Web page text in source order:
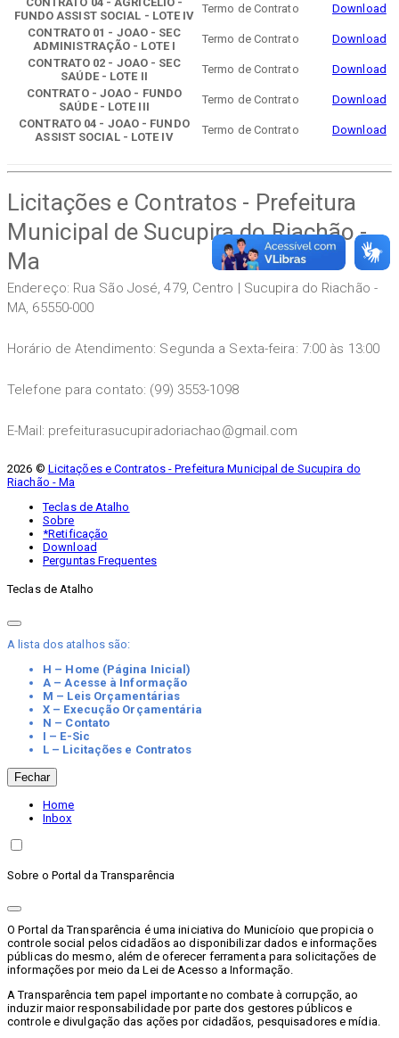
FUNDO ASSIST SOCIAL - LOTE IV
Termo de Contrato
Download
CONTRATO 01 - JOAO - SEC
ADMINISTRAÇÃO - LOTE I
Termo de Contrato
Download
CONTRATO 02 - JOAO - SEC
SAÚDE - LOTE II
Termo de Contrato
Download
CONTRATO - JOAO - FUNDO
SAÚDE - LOTE III
Termo de Contrato
Download
CONTRATO 04 - JOAO - FUNDO
ASSIST SOCIAL - LOTE IV
Termo de Contrato Download
Licitações e Contratos - Prefeitura
Municipal de Sucupira do Riachão -
Ma
Endereço: Rua São José, 479, Centro | Sucupira do Riachão -
MA, 65550-000
Horário de Atendimento: Segunda a Sexta-feira: 7:00 às 13:00
Telefone para contato: (99) 3553-1098
E-Mail: prefeiturasucupiradoriachao@gmail.com
2026 © Licitações e Contratos - Prefeitura Municipal de Sucupira do
Riachão - Ma
Teclas de Atalho
Sobre
*Retificação
Download
Perguntas Frequentes
Teclas de Atalho
A lista dos atalhos são:
H – Home (Página Inicial)
A – Acesse à Informação
M – Leis Orçamentárias
X – Execução Orçamentária
N – Contato
I – E-Sic
L – Licitações e Contratos
Fechar
Home
Inbox
Sobre o Portal da Transparência
O Portal da Transparência é uma iniciativa do Municíoio que propicia o
controle social pelos cidadãos ao disponibilizar dados e informações
públicas do mesmo, além de oferecer ferramenta para solicitações de
informações por meio da Lei de Acesso a Informação.
A Transparência tem papel importante no combate à corrupção, ao
induzir maior responsabilidade por parte dos gestores públicos e
controle e divulgação das ações por cidadãos, pesquisadores e mídia.